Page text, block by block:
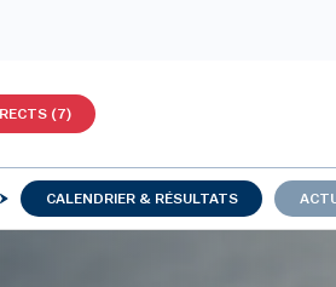
(7)
CALENDRIER & RÉSULTATS